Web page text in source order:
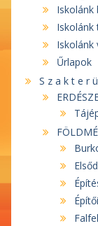
Iskolánk
Űrlapok
S z a k t e r